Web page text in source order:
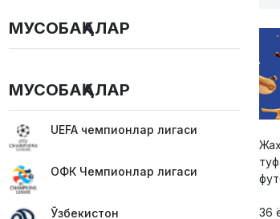
МУСОБАҚАЛАР
МУСОБАҚАЛАР
UEFA чемпионлар лигаси
ОФК Чемпионлар лигаси
Ўзбекистон 36